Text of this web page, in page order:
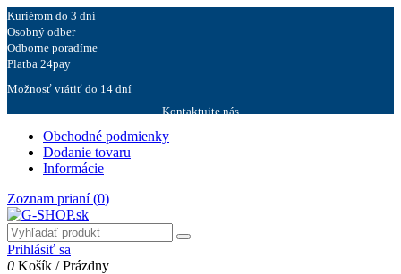
Kuriérom do 3 dní
Osobný odber
Odborne poradíme
Platba 24pay
Možnosť vrátiť do 14 dní
Kontaktujte nás
Obchodné podmienky
Dodanie tovaru
Informácie
Zoznam prianí (0)
Prihlásiť sa
0 Košík /Prázdny